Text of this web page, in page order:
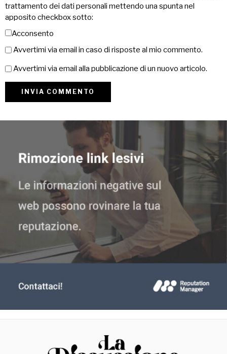
trattamento dei dati personali mettendo una spunta nel
apposito checkbox sotto:
Acconsento
Avvertimi via email in caso di risposte al mio commento.
Avvertimi via email alla pubblicazione di un nuovo articolo.